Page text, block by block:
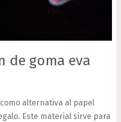
de goma eva
alternativa al papel
Este material sirve para